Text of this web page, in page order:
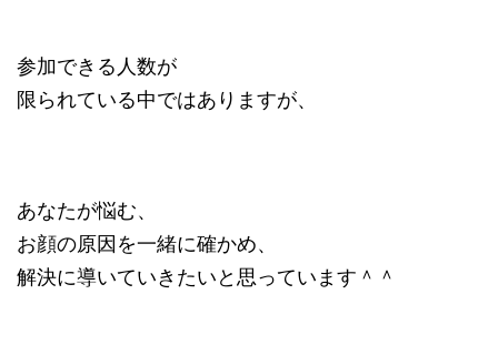
参加できる人数が
限られている中ではありますが、
あなたが悩む、
お顔の原因を一緒に確かめ、
解決に導いていきたいと思っています＾＾